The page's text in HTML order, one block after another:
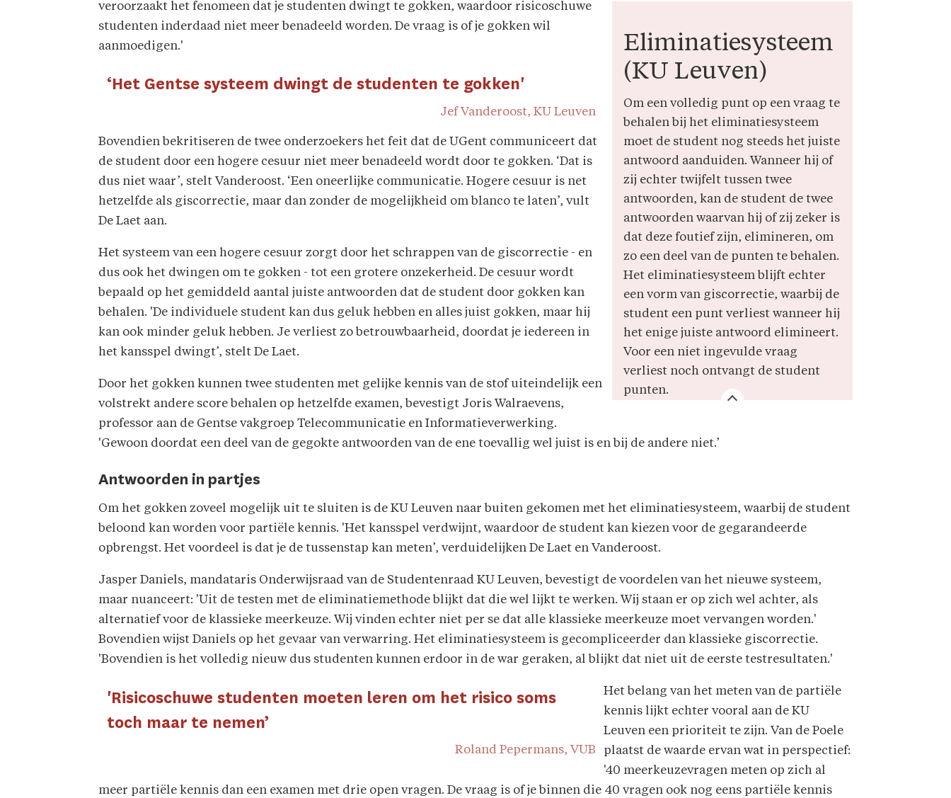
Eliminatiesysteem
(KU Leuven)
Om een volledig punt op een vraag te
behalen bij het eliminatiesysteem
moet de student nog steeds het juiste
antwoord aanduiden. Wanneer hij of
zij echter twijfelt tussen twee
antwoorden, kan de student de twee
antwoorden waarvan hij of zij zeker is
dat deze foutief zijn, elimineren, om
zo een deel van de punten te behalen.
Het eliminatiesysteem blijft echter
een vorm van giscorrectie, waarbij de
student een punt verliest wanneer hij
het enige juiste antwoord elimineert.
Voor een niet ingevulde vraag
verliest noch ontvangt de student
punten.
veroorzaakt het fenomeen dat je studenten dwingt te gokken, waardoor risicoschuwe
studenten inderdaad niet meer benadeeld worden. De vraag is of je gokken wil
aanmoedigen.'
‘Het Gentse systeem dwingt de studenten te gokken'
Jef Vanderoost, KU Leuven
Bovendien bekritiseren de twee onderzoekers het feit dat de UGent communiceert dat
de student door een hogere cesuur niet meer benadeeld wordt door te gokken. ‘Dat is
dus niet waar’, stelt Vanderoost. ‘Een oneerlijke communicatie. Hogere cesuur is net
hetzelfde als giscorrectie, maar dan zonder de mogelijkheid om blanco te laten’, vult
De Laet aan.
Het systeem van een hogere cesuur zorgt door het schrappen van de giscorrectie - en
dus ook het dwingen om te gokken - tot een grotere onzekerheid. De cesuur wordt
bepaald op het gemiddeld aantal juiste antwoorden dat de student door gokken kan
behalen. 'De individuele student kan dus geluk hebben en alles juist gokken, maar hij
kan ook minder geluk hebben. Je verliest zo betrouwbaarheid, doordat je iedereen in
het kansspel dwingt’, stelt De Laet.
Door het gokken kunnen twee studenten met gelijke kennis van de stof uiteindelijk een
volstrekt andere score behalen op hetzelfde examen, bevestigt Joris Walraevens,
professor aan de Gentse vakgroep Telecommunicatie en Informatieverwerking.
'Gewoon doordat een deel van de gegokte antwoorden van de ene toevallig wel juist is en bij de andere niet.’
Antwoorden in partjes
Om het gokken zoveel mogelijk uit te sluiten is de KU Leuven naar buiten gekomen met het eliminatiesysteem, waarbij de student
beloond kan worden voor partiële kennis. 'Het kansspel verdwijnt, waardoor de student kan kiezen voor de gegarandeerde
opbrengst. Het voordeel is dat je de tussenstap kan meten’, verduidelijken De Laet en Vanderoost.
Jasper Daniels, mandataris Onderwijsraad van de Studentenraad KU Leuven, bevestigt de voordelen van het nieuwe systeem,
maar nuanceert: 'Uit de testen met de eliminatiemethode blijkt dat die wel lijkt te werken. Wij staan er op zich wel achter, als
alternatief voor de klassieke meerkeuze. Wij vinden echter niet per se dat alle klassieke meerkeuze moet vervangen worden.'
Bovendien wijst Daniels op het gevaar van verwarring. Het eliminatiesysteem is gecompliceerder dan klassieke giscorrectie.
'Bovendien is het volledig nieuw dus studenten kunnen erdoor in de war geraken, al blijkt dat niet uit de eerste testresultaten.'
'Risicoschuwe studenten moeten leren om het risico soms
toch maar te nemen’
Roland Pepermans, VUB
Het belang van het meten van de partiële
kennis lijkt echter vooral aan de KU
Leuven een prioriteit te zijn. Van de Poele
plaatst de waarde ervan wat in perspectief:
'40 meerkeuzevragen meten op zich al
meer partiële kennis dan een examen met drie open vragen. De vraag is of je binnen die 40 vragen ook nog eens partiële kennis